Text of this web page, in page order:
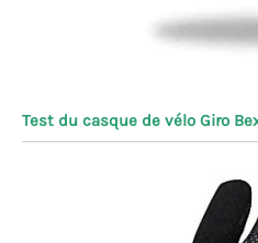
Test du casque de vélo Giro